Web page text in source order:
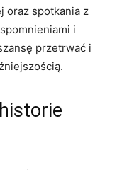
oraz spotkania z
i
przetrwać i